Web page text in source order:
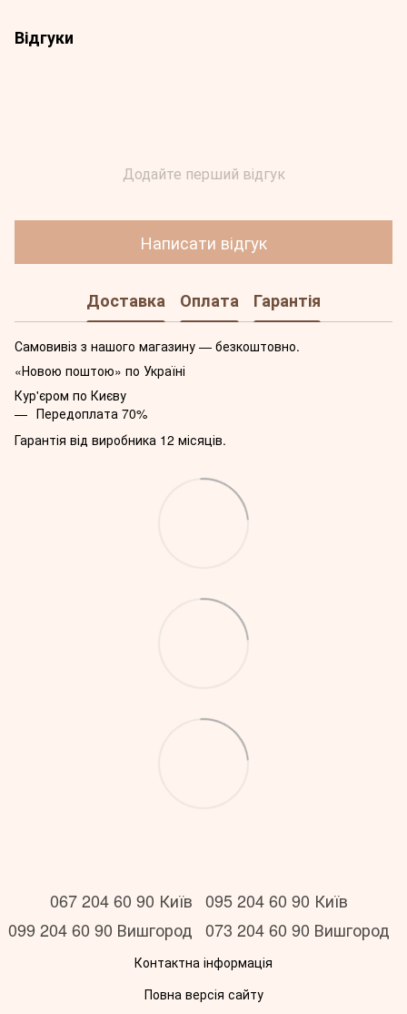
Відгуки
Додайте перший відгук
Написати відгук
Доставка Оплата Гарантія
Самовивіз з нашого магазину — безкоштовно.
«Новою поштою» по Україні
Кур'єром по Києву
Передоплата 70%
Гарантія від виробника 12 місяців.
067 204 60 90 Київ 095 204 60 90 Київ
099 204 60 90 Вишгород 073 204 60 90 Вишгород
Контактна інформація
Повна версія сайту